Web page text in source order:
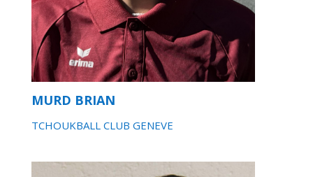
MURD BRIAN
TCHOUKBALL CLUB GENEVE